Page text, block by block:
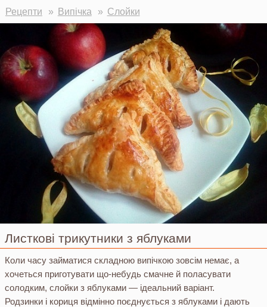
Ви тут
Рецепти Випічка Слойки
Листкові трикутники з яблуками
Коли часу займатися складною випічкою зовсім немає, а
хочеться приготувати що-небудь смачне й поласувати
солодким, слойки з яблуками — ідеальний варіант.
Родзинки і кориця відмінно поєднується з яблуками і дають